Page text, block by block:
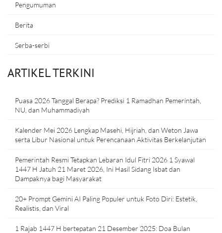
Pengumuman
Berita
Serba-serbi
ARTIKEL TERKINI
Puasa 2026 Tanggal Berapa? Prediksi 1 Ramadhan Pemerintah,
NU, dan Muhammadiyah
Kalender Mei 2026 Lengkap Masehi, Hijriah, dan Weton Jawa
serta Libur Nasional untuk Perencanaan Aktivitas Berkelanjutan
Pemerintah Resmi Tetapkan Lebaran Idul Fitri 2026 1 Syawal
1447 H Jatuh 21 Maret 2026, Ini Hasil Sidang Isbat dan
Dampaknya bagi Masyarakat
20+ Prompt Gemini AI Paling Populer untuk Foto Diri: Estetik,
Realistis, dan Viral
1 Rajab 1447 H bertepatan 21 Desember 2025: Doa Bulan